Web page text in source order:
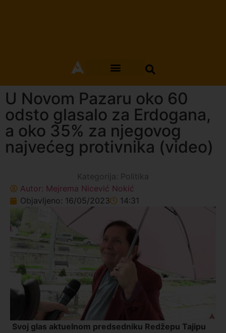
U Novom Pazaru oko 60
odsto glasalo za Erdogana,
a oko 35% za njegovog
najvećeg protivnika (video)
Kategorija: Politika
Autor: Mejrema Nicević Nokić
Objavljeno: 16/05/2023 14:31
Svoj glas aktuelnom predsedniku Redžepu Tajipu